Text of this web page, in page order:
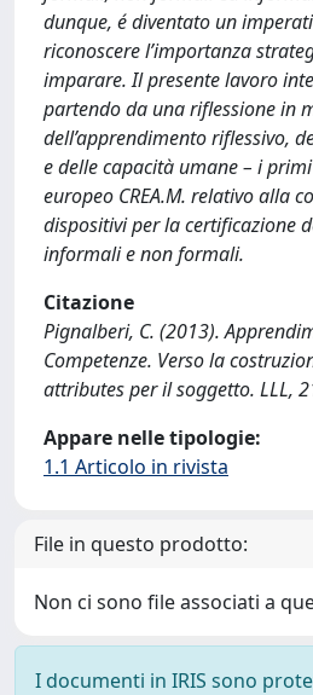
dunque, é diventato un
riconoscere l’importanza
imparare. Il presente lavoro
partendo da una riflessione in
dell’apprendimento riflessivo,
e delle capacità umane – i
europeo CREA.M. relativo alla
dispositivi per la certificazione
informali e non formali.
Citazione
Pignalberi, C. (2013).
Competenze. Verso la
attributes per il soggetto. LLL,
Appare nelle tipologie:
1.1 Articolo in rivista
File in questo prodotto:
Non ci sono file associati a
I documenti in IRIS sono